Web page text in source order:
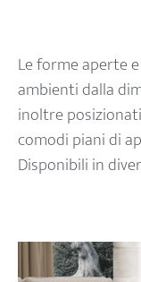
Le forme aperte
ambienti dalla
inoltre
comodi piani di
Disponibili in